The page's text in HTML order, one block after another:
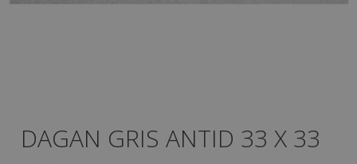
DAGAN GRIS ANTID 33 X 33